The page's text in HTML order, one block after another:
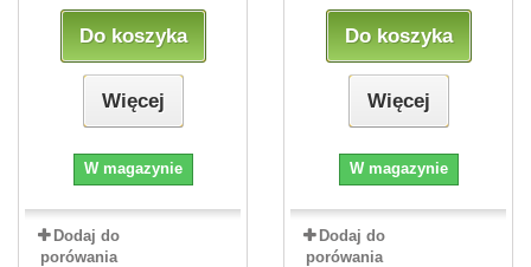
Do koszyka
Więcej
W magazynie
Dodaj do
porówania
Do koszyka
Więcej
W magazynie
Dodaj do
porówania